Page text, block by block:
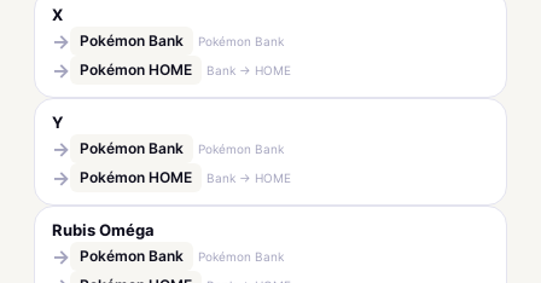
X
→ Pokémon Bank Pokémon Bank
→ Pokémon HOME Bank → HOME
Y
→ Pokémon Bank Pokémon Bank
→ Pokémon HOME Bank → HOME
Rubis Oméga
→ Pokémon Bank Pokémon Bank